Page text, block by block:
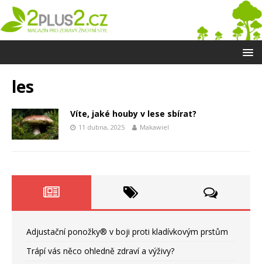
les
Víte, jaké houby v lese sbírat?
11 dubna, 2025 Makawiel
Adjustační ponožky® v boji proti kladívkovým prstům
Trápí vás něco ohledně zdraví a výživy?